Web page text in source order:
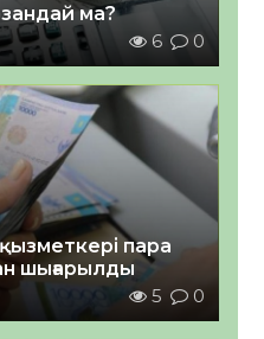
ма?
6 0
пара
шығарылды
5 0